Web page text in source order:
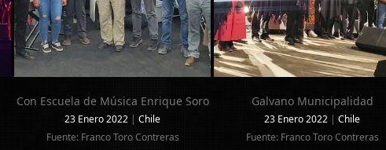
Con Escuela de Música Enrique Soro
23 Enero 2022 | Chile
Fuente: Franco Toro Contreras
Galvano Municipalidad
23 Enero 2022 | Chile
Fuente: Franco Toro Contreras